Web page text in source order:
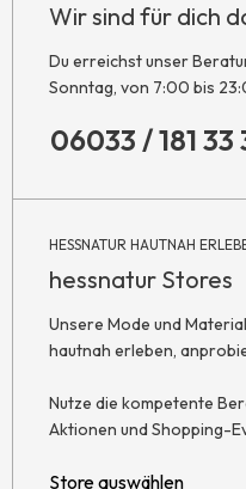
Wir sind für dich
Du erreichst unser
Sonntag, von 7:00 bis
06033 / 181 33
HESSNATUR HAUTNAH
hessnatur Stores
Unsere Mode und
hautnah erleben,
Nutze die kompetente
Aktionen und Shopping-